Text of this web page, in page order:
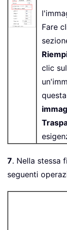
Fare
clic
7. Nella stessa
seguenti